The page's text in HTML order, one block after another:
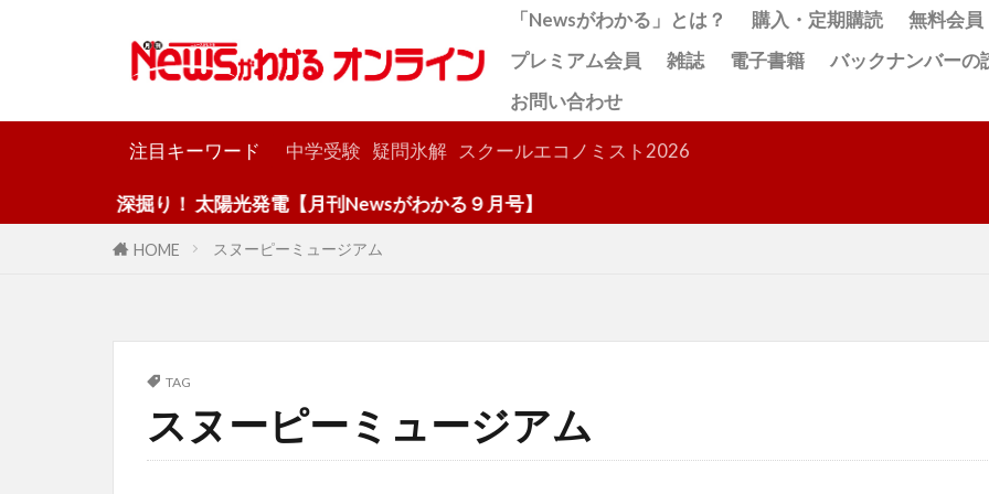
「Newsがわかる」とは？ 購入・定期購読
無料会員
プレミアム会員
雑誌 電子書籍
バックナンバーの
お問い合わせ
注目キーワード 中学受験 疑問氷解 スクールエコノミスト2026
深掘り！ 太陽光発電【月刊Newsがわかる９月号】
HOME スヌーピーミュージアム
TAG
スヌーピーミュージアム
検索